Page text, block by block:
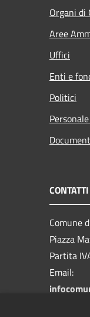
Organi di
Aree
Uffici
Enti e
Politici
CONTATTI
Comune
Piazza
Partita
Email: